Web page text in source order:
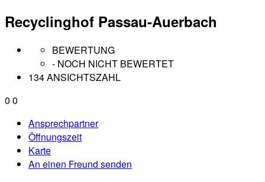
Recyclinghof Passau-Auerbach
BEWERTUNG
- NOCH NICHT BEWERTET
134 ANSICHTSZAHL
0 0
Ansprechpartner
Öffnungszeit
Karte
An einen Freund senden